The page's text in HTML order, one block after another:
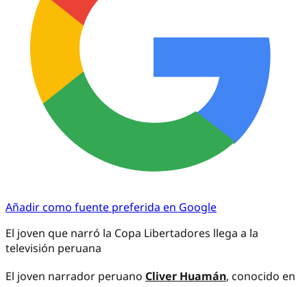
Añadir como fuente preferida en Google
El joven que narró la Copa Libertadores llega a la
televisión peruana
El joven narrador peruano Cliver Huamán, conocido en